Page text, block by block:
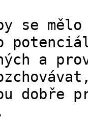
se
a
dobře